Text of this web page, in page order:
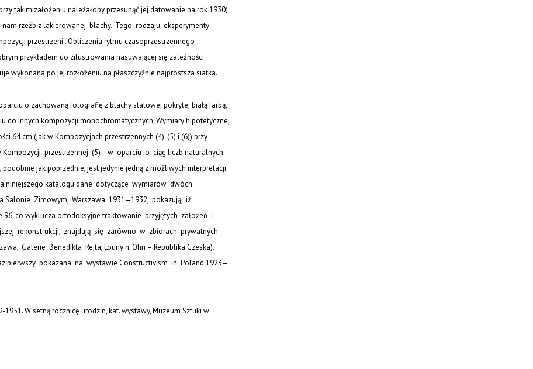
takim założeniu należałoby przesunąć jej datowanie na rok 1930).
nam rzeźb z lakierowanej blachy. Tego rodzaju eksperymenty
przestrzeni . Obliczenia rytmu czasoprzestrzennego
przykładem do zilustrowania nasuwającej się zależności
wykonana po jej rozłożeniu na płaszczyźnie najprostsza siatka.
o zachowaną fotografię z blachy stalowej pokrytej białą farbą,
do innych kompozycji monochromatycznych. Wymiary hipotetyczne,
64 cm (jak wKompozycjach przestrzennych (4),(5) i (6)) przy
Kompozycji przestrzennej (5) i w oparciu o ciąg liczb naturalnych
podobnie jak poprzednie, jest jedynie jedną z możliwych interpretacji
niniejszego katalogu dane dotyczące wymiarów dwóch
Salonie Zimowym, Warszawa 1931–1932, pokazują, iż
co wyklucza ortodoksyjne traktowanie przyjętych założeń i
rekonstrukcji, znajdują się zarówno w zbiorach prywatnych
Galerie Benedikta Rejta, Louny n. Ohri – Republika Czeska).
pierwszy pokazana na wystawie Constructivism in Poland 1923–
1951. W setną rocznicę urodzin, kat. wystawy, Muzeum Sztuki w